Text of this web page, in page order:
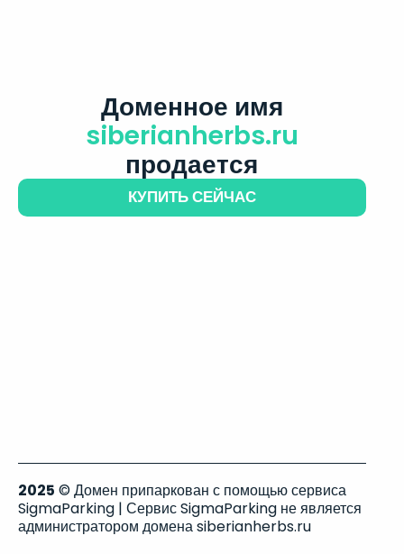
Доменное имя
siberianherbs.ru
продается
КУПИТЬ СЕЙЧАС
2025 © Домен припаркован с помощью сервиса
SigmaParking | Сервис SigmaParking не является
администратором домена siberianherbs.ru